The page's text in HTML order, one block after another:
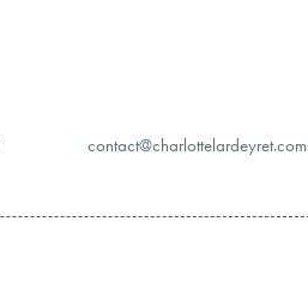
moc.teryedralettolrahc@tcatnoc